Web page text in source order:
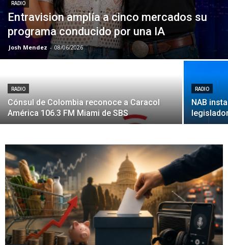
RADIO
Entravision amplía a cinco mercados su
programa conducido por una IA
Josh Mendez - 08/06/2026
RADIO
Cónsul de Colombia reconoce a Caracol
América 106.3 FM Miami de SBS
RADIO
NAB